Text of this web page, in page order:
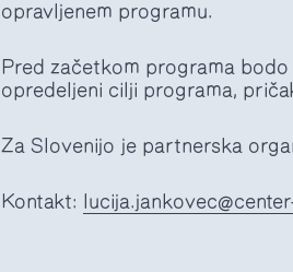
opravljenem programu.
Pred začetkom programa
opredeljeni cilji programa,
Za Slovenijo je partnerska
Kontakt: